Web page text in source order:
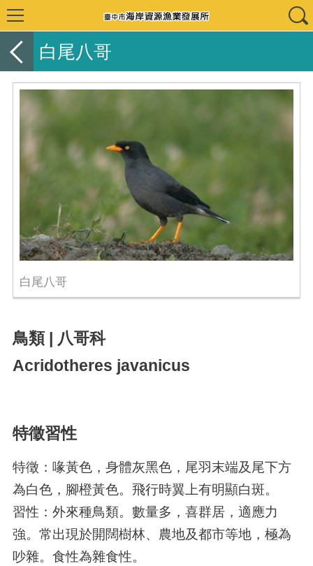
白尾八哥
白尾八哥
鳥類 | 八哥科
Acridotheres javanicus
特徵習性
特徵：喙黃色，身體灰黑色，尾羽末端及尾下方
為白色，腳橙黃色。飛行時翼上有明顯白斑。
習性：外來種鳥類。數量多，喜群居，適應力
強。常出現於開闊樹林、農地及都市等地，極為
吵雜。食性為雜食性。